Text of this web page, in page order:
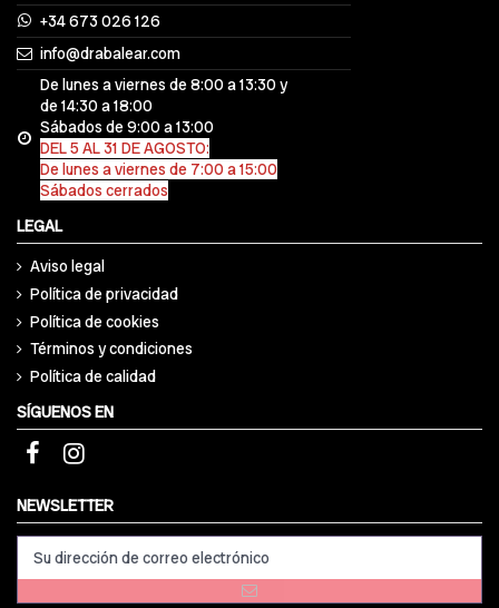
+34 673 026 126
info@drabalear.com
De lunes a viernes de 8:00 a 13:30 y
de 14:30 a 18:00
Sábados de 9:00 a 13:00
DEL 5 AL 31 DE AGOSTO:
De lunes a viernes de 7:00 a 15:00
Sábados cerrados
LEGAL
Aviso legal
Política de privacidad
Política de cookies
Términos y condiciones
Política de calidad
SÍGUENOS EN
NEWSLETTER